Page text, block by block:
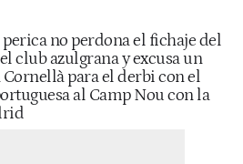
no perdona el fichaje del
club azulgrana y excusa un
para el derbi con el
al Camp Nou con la